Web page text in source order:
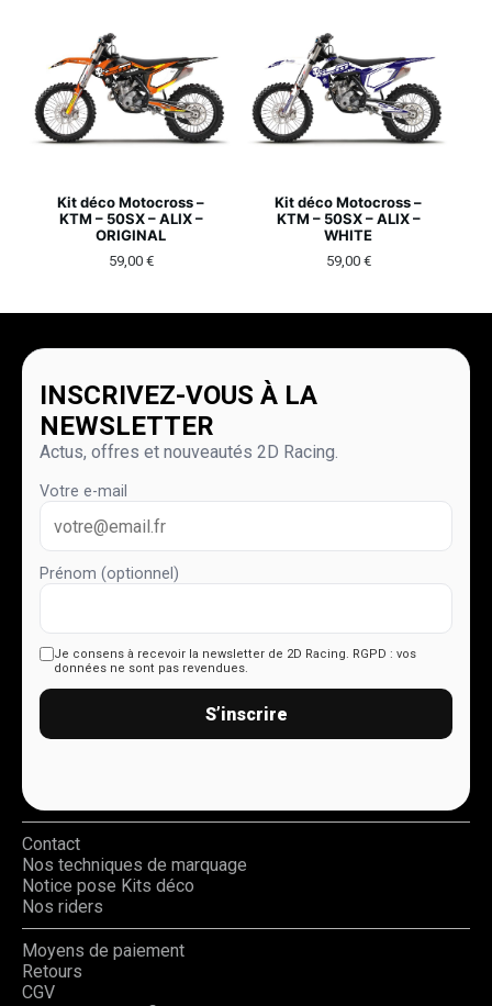
Kit déco Motocross –
KTM – 50SX – ALIX –
ORIGINAL
59,00 €
Kit déco Motocross –
KTM – 50SX – ALIX –
WHITE
59,00 €
INSCRIVEZ-VOUS À LA
NEWSLETTER
Actus, offres et nouveautés 2D Racing.
Votre e-mail
Prénom (optionnel)
Je consens à recevoir la newsletter de 2D Racing. RGPD : vos
données ne sont pas revendues.
S’inscrire
Contact
Nos techniques de marquage
Notice pose Kits déco
Nos riders
Moyens de paiement
Retours
CGV